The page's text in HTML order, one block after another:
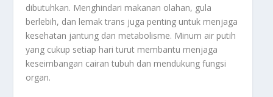
dibutuhkan. Menghindari makanan olahan, gula
berlebih, dan lemak trans juga penting untuk menjaga
kesehatan jantung dan metabolisme. Minum air putih
yang cukup setiap hari turut membantu menjaga
keseimbangan cairan tubuh dan mendukung fungsi
organ.